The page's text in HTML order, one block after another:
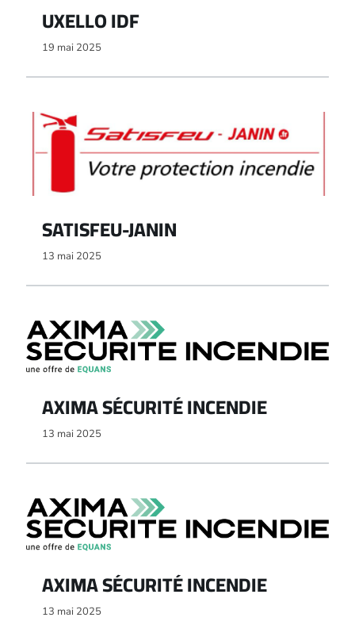
UXELLO IDF
19 mai 2025
SATISFEU-JANIN
13 mai 2025
AXIMA SÉCURITÉ INCENDIE
13 mai 2025
AXIMA SÉCURITÉ INCENDIE
13 mai 2025